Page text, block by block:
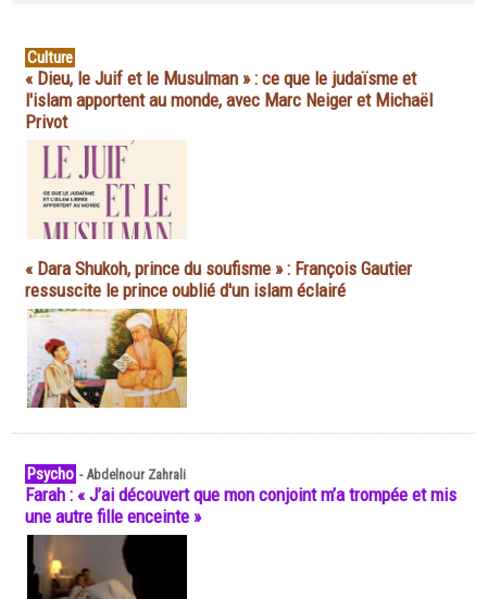
Culture
« Dieu, le Juif et le Musulman » : ce que le judaïsme et
l'islam apportent au monde, avec Marc Neiger et Michaël
Privot
« Dara Shukoh, prince du soufisme » : François Gautier
ressuscite le prince oublié d'un islam éclairé
Psycho -Abdelnour Zahrali
Farah : « J’ai découvert que mon conjoint m’a trompée et mis
une autre fille enceinte »